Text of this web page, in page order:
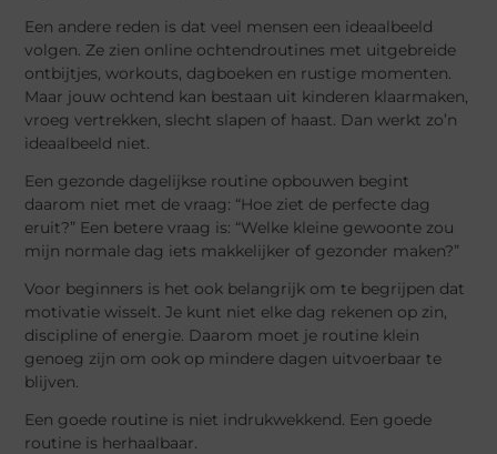
Een andere reden is dat veel mensen een ideaalbeeld
volgen. Ze zien online ochtendroutines met uitgebreide
ontbijtjes, workouts, dagboeken en rustige momenten.
Maar jouw ochtend kan bestaan uit kinderen klaarmaken,
vroeg vertrekken, slecht slapen of haast. Dan werkt zo’n
ideaalbeeld niet.
Een gezonde dagelijkse routine opbouwen begint
daarom niet met de vraag: “Hoe ziet de perfecte dag
eruit?” Een betere vraag is: “Welke kleine gewoonte zou
mijn normale dag iets makkelijker of gezonder maken?”
Voor beginners is het ook belangrijk om te begrijpen dat
motivatie wisselt. Je kunt niet elke dag rekenen op zin,
discipline of energie. Daarom moet je routine klein
genoeg zijn om ook op mindere dagen uitvoerbaar te
blijven.
Een goede routine is niet indrukwekkend. Een goede
routine is herhaalbaar.